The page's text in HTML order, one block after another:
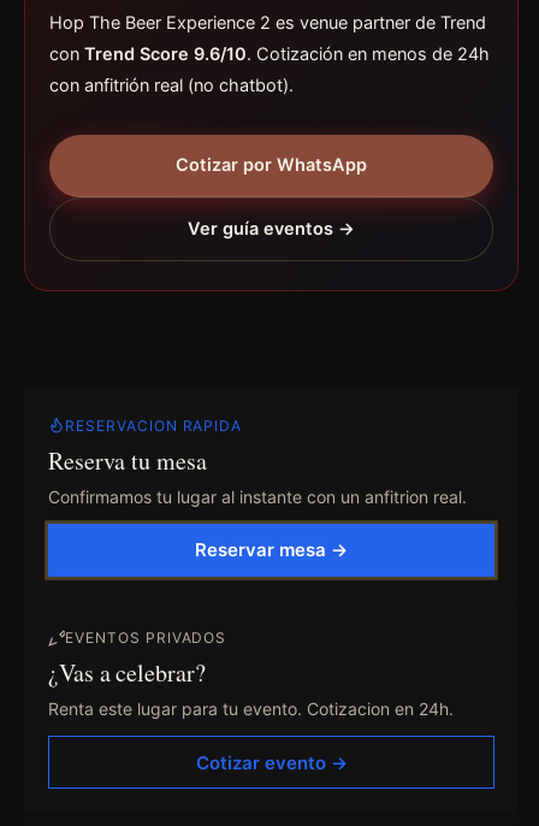
Hop The Beer Experience 2 es venue partner de Trend
con Trend Score 9.6/10. Cotización en menos de 24h
con anfitrión real (no chatbot).
Cotizar por WhatsApp
Ver guía eventos →
RESERVACION RAPIDA
Reserva tu mesa
Confirmamos tu lugar al instante con un anfitrion real.
Reservar mesa →
EVENTOS PRIVADOS
¿Vas a celebrar?
Renta este lugar para tu evento. Cotizacion en 24h.
Cotizar evento →